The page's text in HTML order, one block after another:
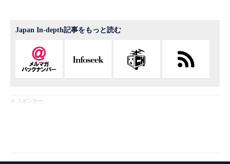
Japan In-depth記事をもっと読む
※ スポンサー